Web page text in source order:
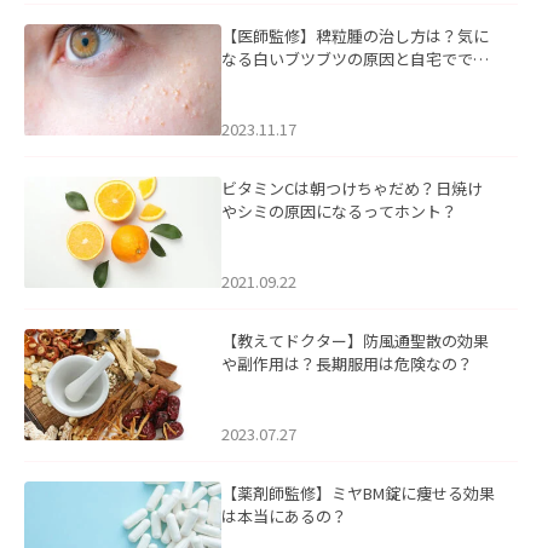
【医師監修】稗粒腫の治し方は？気に
なる白いブツブツの原因と自宅ででき
2023.11.17
ビタミンCは朝つけちゃだめ？日焼け
やシミの原因になるってホント？
2021.09.22
【教えてドクター】防風通聖散の効果
や副作用は？長期服用は危険なの？
2023.07.27
【薬剤師監修】ミヤBM錠に痩せる効果
は本当にあるの？